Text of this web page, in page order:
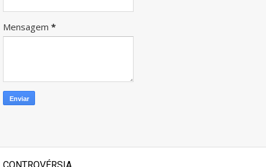
Mensagem *
CONTROVÉRSIA